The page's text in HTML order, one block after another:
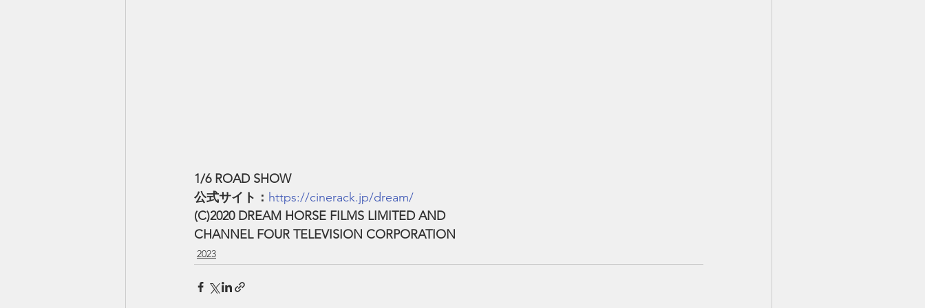
1/6 ROAD SHOW
公式サイト： https://cinerack.jp/dream/
(C)2020 DREAM HORSE FILMS LIMITED AND
CHANNEL FOUR TELEVISION CORPORATION
2023